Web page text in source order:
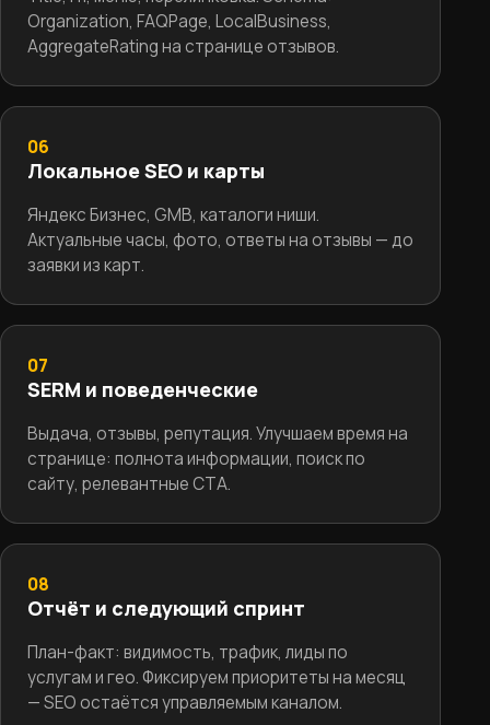
Organization, FAQPage, LocalBusiness,
AggregateRating на странице отзывов.
06
Локальное SEO и карты
Яндекс Бизнес, GMB, каталоги ниши.
Актуальные часы, фото, ответы на отзывы — до
заявки из карт.
07
SERM и поведенческие
Выдача, отзывы, репутация. Улучшаем время на
странице: полнота информации, поиск по
сайту, релевантные CTA.
08
Отчёт и следующий спринт
План-факт: видимость, трафик, лиды по
услугам и гео. Фиксируем приоритеты на месяц
— SEO остаётся управляемым каналом.